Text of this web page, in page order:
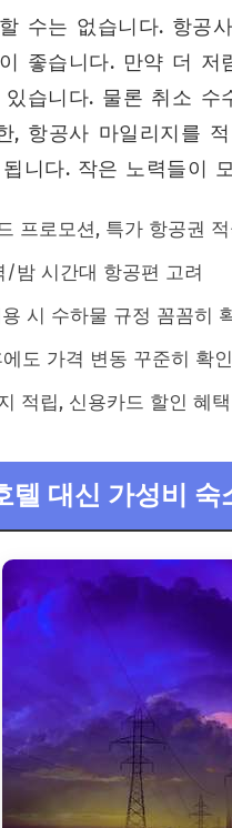
수는 없습니다. 항공
좋습니다. 만약 더
습니다. 물론 취소
, 항공사 마일리지를
니다. 작은 노력들이
프로모션, 특가 항공권
/밤 시간대 항공편 고려
시 수하물 규정 꼼꼼히
도 가격 변동 꾸준히 확인
적립, 신용카드 할인 혜
텔 대신 가성비 숙